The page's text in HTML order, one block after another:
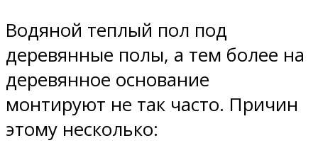
Водяной теплый пол под
деревянные полы, а тем более на
деревянное основание
монтируют не так часто. Причин
этому несколько: